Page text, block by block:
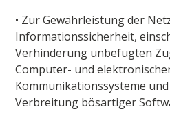
• Zur Gewährleistung der
Informationssicherheit,
Verhinderung unbefugten
Computer- und
Kommunikationssysteme
Verbreitung bösartiger